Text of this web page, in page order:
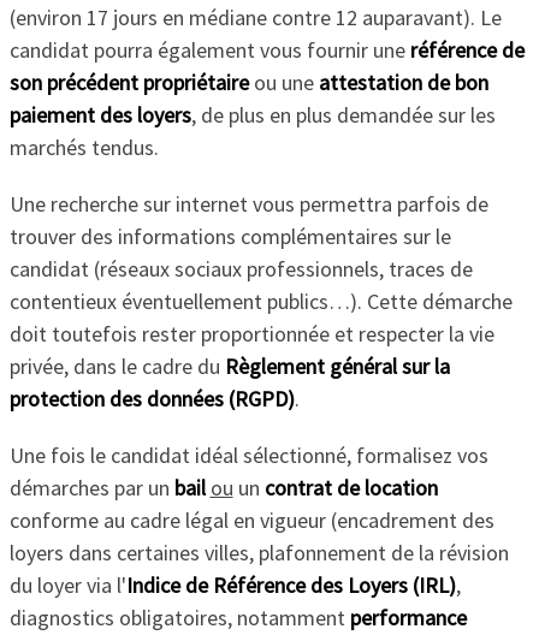
(environ 17 jours en médiane contre 12 auparavant). Le
candidat pourra également vous fournir une référence de
son précédent propriétaireou une attestation de bon
paiement des loyers, de plus en plus demandée sur les
marchés tendus.
Une recherche sur internet vous permettra parfois de
trouver des informations complémentaires sur le
candidat (réseaux sociaux professionnels, traces de
contentieux éventuellement publics…). Cette démarche
doit toutefois rester proportionnée et respecter la vie
privée, dans le cadre du Règlement général sur la
protection des données (RGPD).
Une fois le candidat idéal sélectionné, formalisez vos
démarches par un bail ou un contrat de location
conforme au cadre légal en vigueur (encadrement des
loyers dans certaines villes, plafonnement de la révision
du loyer via l'Indice de Référence des Loyers (IRL),
diagnostics obligatoires, notamment performance